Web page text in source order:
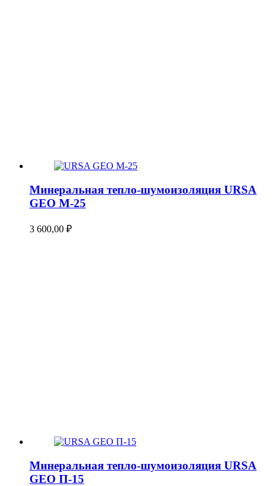
Минеральная тепло-шумоизоляция URSA
GEO М-25
3 600,00 ₽
Минеральная тепло-шумоизоляция URSA
GEO П-15